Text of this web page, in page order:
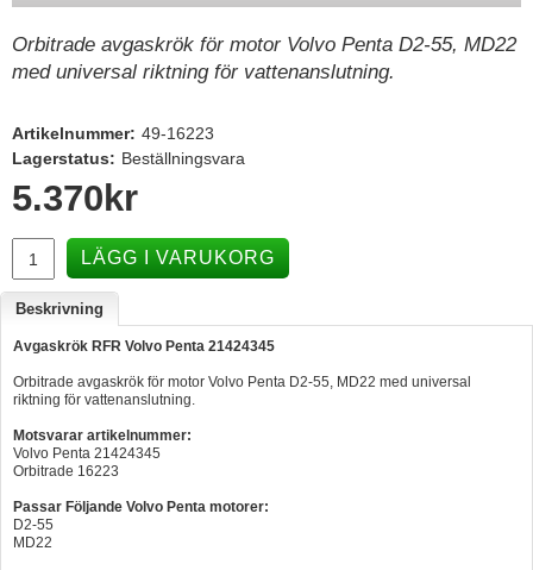
Simrad
B&G
Hummertina
Varta - Batterier
Victron - Batteriladdare
CTEK - Batteriladdare
Webasto - Dieselvärmare
Calix - Packline - Takboxar
Thule - Takboxar
LAGERRENSING
Orbitrade avgaskrök för motor Volvo Penta D2-55, MD22
med universal riktning för vattenanslutning.
Artikelnummer: 49-16223
Lagerstatus: Beställningsvara
5.370 kr
LÄGG I VARUKORG
Beskrivning
Avgaskrök RFR Volvo Penta 21424345
Orbitrade avgaskrök för motor Volvo Penta D2-55, MD22 med universal
riktning för vattenanslutning.
Motsvarar artikelnummer:
Volvo Penta 21424345
Orbitrade 16223
Passar Följande Volvo Penta motorer:
D2-55
MD22